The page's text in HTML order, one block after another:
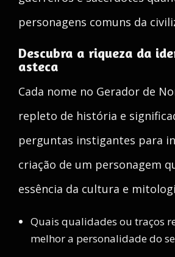
personagens comuns da
Descubra a riqueza da
asteca
Cada nome no Gerador de
repleto de história e
perguntas instigantes para
criação de um personagem
essência da cultura e
Quais qualidades ou traços
melhor a personalidade do